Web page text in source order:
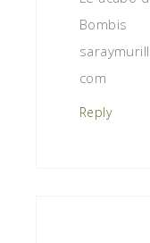
Bombis
com
Reply